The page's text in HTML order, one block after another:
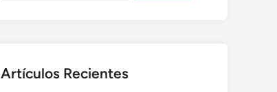
Artículos Recientes